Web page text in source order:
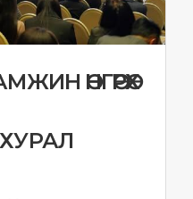
ӨНГӨРӨХ